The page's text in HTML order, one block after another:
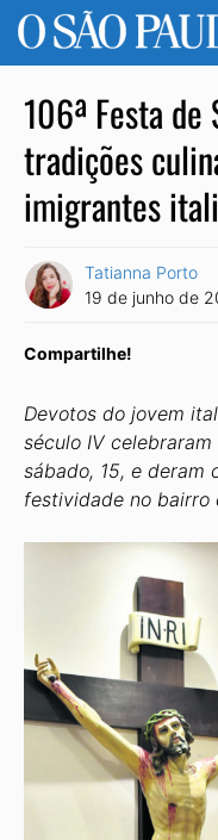
106ª Festa
tradições
imigrantes
Tatianna Porto
19 de junho de
Compartilhe!
Devotos do jovem
século IV
sábado, 15, e deram
festividade no bairro